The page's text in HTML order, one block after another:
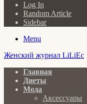
Log In
Random Article
Sidebar
Menu
Женский журнал LiLiEc
Главная
Диеты
Мода
Аксессуары